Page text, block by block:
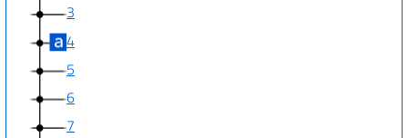
3
4
5
6
7